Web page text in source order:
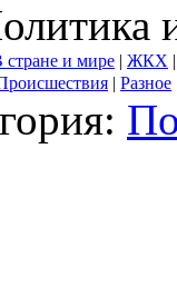
стране и мире | ЖКХ
| Разное